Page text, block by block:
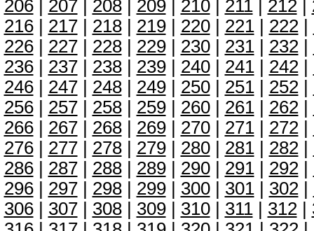
206| 207| 208| 209| 210| 211| 212|
216| 217| 218| 219| 220| 221| 222|
226| 227| 228| 229| 230| 231| 232|
236| 237| 238| 239| 240| 241| 242|
246| 247| 248| 249| 250| 251| 252|
256| 257| 258| 259| 260| 261| 262|
266| 267| 268| 269| 270| 271| 272|
276| 277| 278| 279| 280| 281| 282|
286| 287| 288| 289| 290| 291| 292|
296| 297| 298| 299| 300| 301| 302|
306| 307| 308| 309| 310| 311| 312|